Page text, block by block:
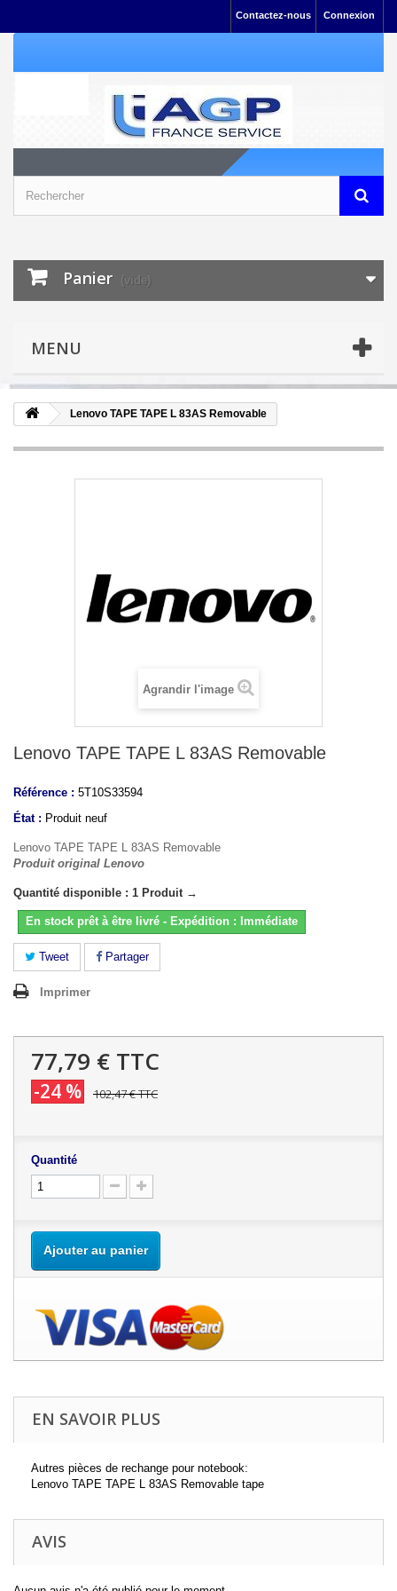
Connexion
Contactez-nous
Panier (vide)
MENU
Lenovo TAPE TAPE L 83AS Removable
Agrandir l'image
Lenovo TAPE TAPE L 83AS Removable
Référence : 5T10S33594
État : Produit neuf
Lenovo TAPE TAPE L 83AS Removable
Produit original Lenovo
Quantité disponible : 1 Produit →
En stock prêt à être livré - Expédition : Immédiate
Tweet Partager
Imprimer
77,79 € TTC
-24 % 102,47 €TTC
Quantité
Ajouter au panier
EN SAVOIR PLUS
Autres pièces de rechange pour notebook:
Lenovo TAPE TAPE L 83AS Removable tape
AVIS